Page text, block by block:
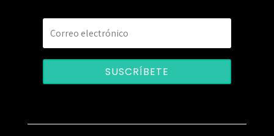
SUSCRÍBETE